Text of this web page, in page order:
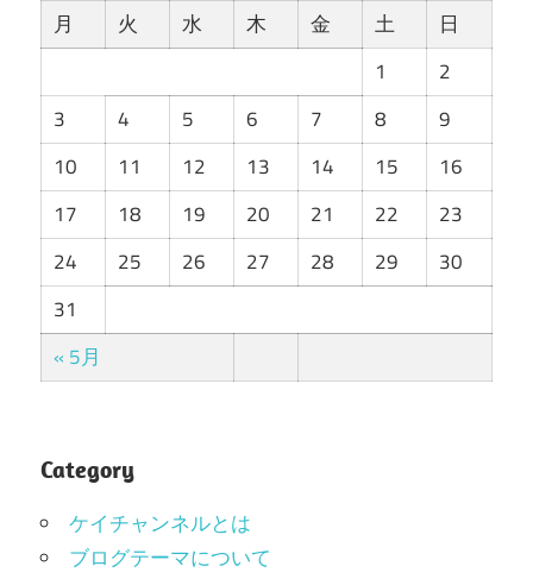
月
火 水 木 金 土 日
« 5月
1
2
3
4 5 6 7 8
9
10
11 12 13 14 15
16
17
18 19 20 21 22
23
24
25 26 27 28 29
30
31
Category
ケイチャンネルとは
ブログテーマについて